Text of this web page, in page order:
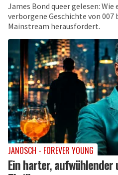
James Bond queer gelesen: Wie
verborgene Geschichte von 007
Mainstream herausfordert.
JANOSCH - FOREVER YOUNG
Ein harter,